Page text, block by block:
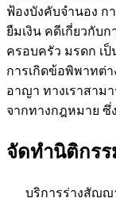
ฟ้องบังคับจำนอง ก
ยืมเงิน คดีเกี่ยวกับ
ครอบครัว มรดก เ
การเกิดข้อพิพาทต่
อาญา ทางเราสาม
จากทางกฎหมาย ซึ่
จัดทำนิติกร
บริการร่างสัญญา